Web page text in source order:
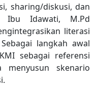
sharing/diskusi, dan
Ibu Idawati, M.Pd
literasi
langkah awal
sebagai referensi
menyusun skenario